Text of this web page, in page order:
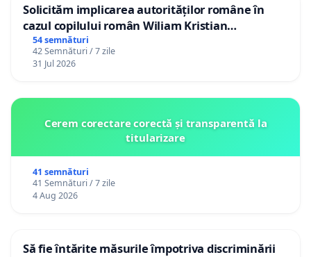
Solicităm implicarea autorităților române în
cazul copilului român Wiliam Kristian
Gheorghe, aflat în plasament în Danemarca de
12 ani
54 semnături
42 Semnături / 7 zile
31 Jul 2026
Cerem corectare corectă și transparentă la
titularizare
41 semnături
41 Semnături / 7 zile
4 Aug 2026
Să fie întărite măsurile împotriva discriminării